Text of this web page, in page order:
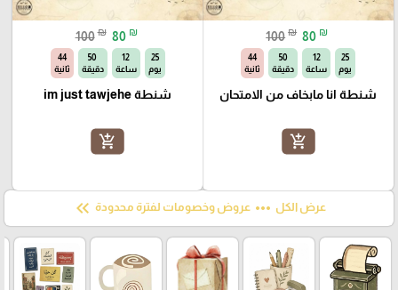
100 ₪ 80 ₪
25
يوم
12
ساعة
50
دقيقة
44
ثانية
شنطة انا مابخاف من الامتحان
add_shopping_cart
100 ₪ 80 ₪
25
يوم
12
ساعة
50
دقيقة
44
ثانية
شنطة im just tawjehe
add_shopping_cart
عرض الكل more_horiz عروض وخصومات لفترة محدودة keyboard_double_arrow_left